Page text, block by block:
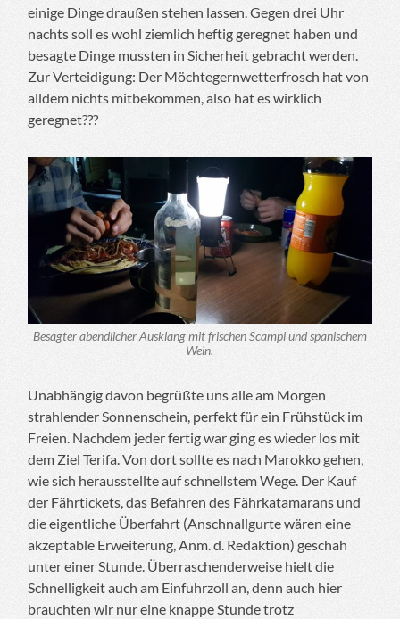
einige Dinge draußen stehen lassen. Gegen drei Uhr
nachts soll es wohl ziemlich heftig geregnet haben und
besagte Dinge mussten in Sicherheit gebracht werden.
Zur Verteidigung: Der Möchtegernwetterfrosch hat von
alldem nichts mitbekommen, also hat es wirklich
geregnet???
Besagter abendlicher Ausklang mit frischen Scampi und spanischem
Wein.
Unabhängig davon begrüßte uns alle am Morgen
strahlender Sonnenschein, perfekt für ein Frühstück im
Freien. Nachdem jeder fertig war ging es wieder los mit
dem Ziel Terifa. Von dort sollte es nach Marokko gehen,
wie sich herausstellte auf schnellstem Wege. Der Kauf
der Fährtickets, das Befahren des Fährkatamarans und
die eigentliche Überfahrt (Anschnallgurte wären eine
akzeptable Erweiterung, Anm. d. Redaktion) geschah
unter einer Stunde. Überraschenderweise hielt die
Schnelligkeit auch am Einfuhrzoll an, denn auch hier
brauchten wir nur eine knappe Stunde trotz